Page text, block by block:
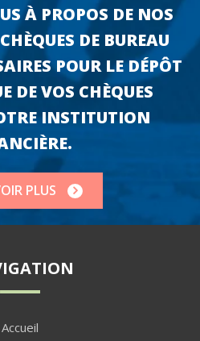
À PROPOS DE NOS
DE BUREAU
POUR LE DÉPÔT
DE VOS CHÈQUES
INSTITUTION
PLUS
Accueil